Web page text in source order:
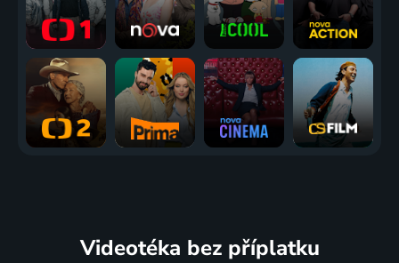
Videotéka bez příplatku